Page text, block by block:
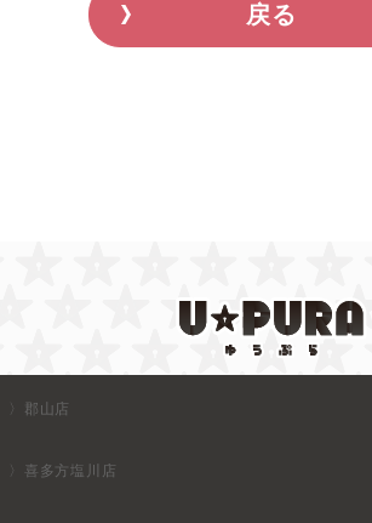
戻る
郡山店
喜多方塩川店